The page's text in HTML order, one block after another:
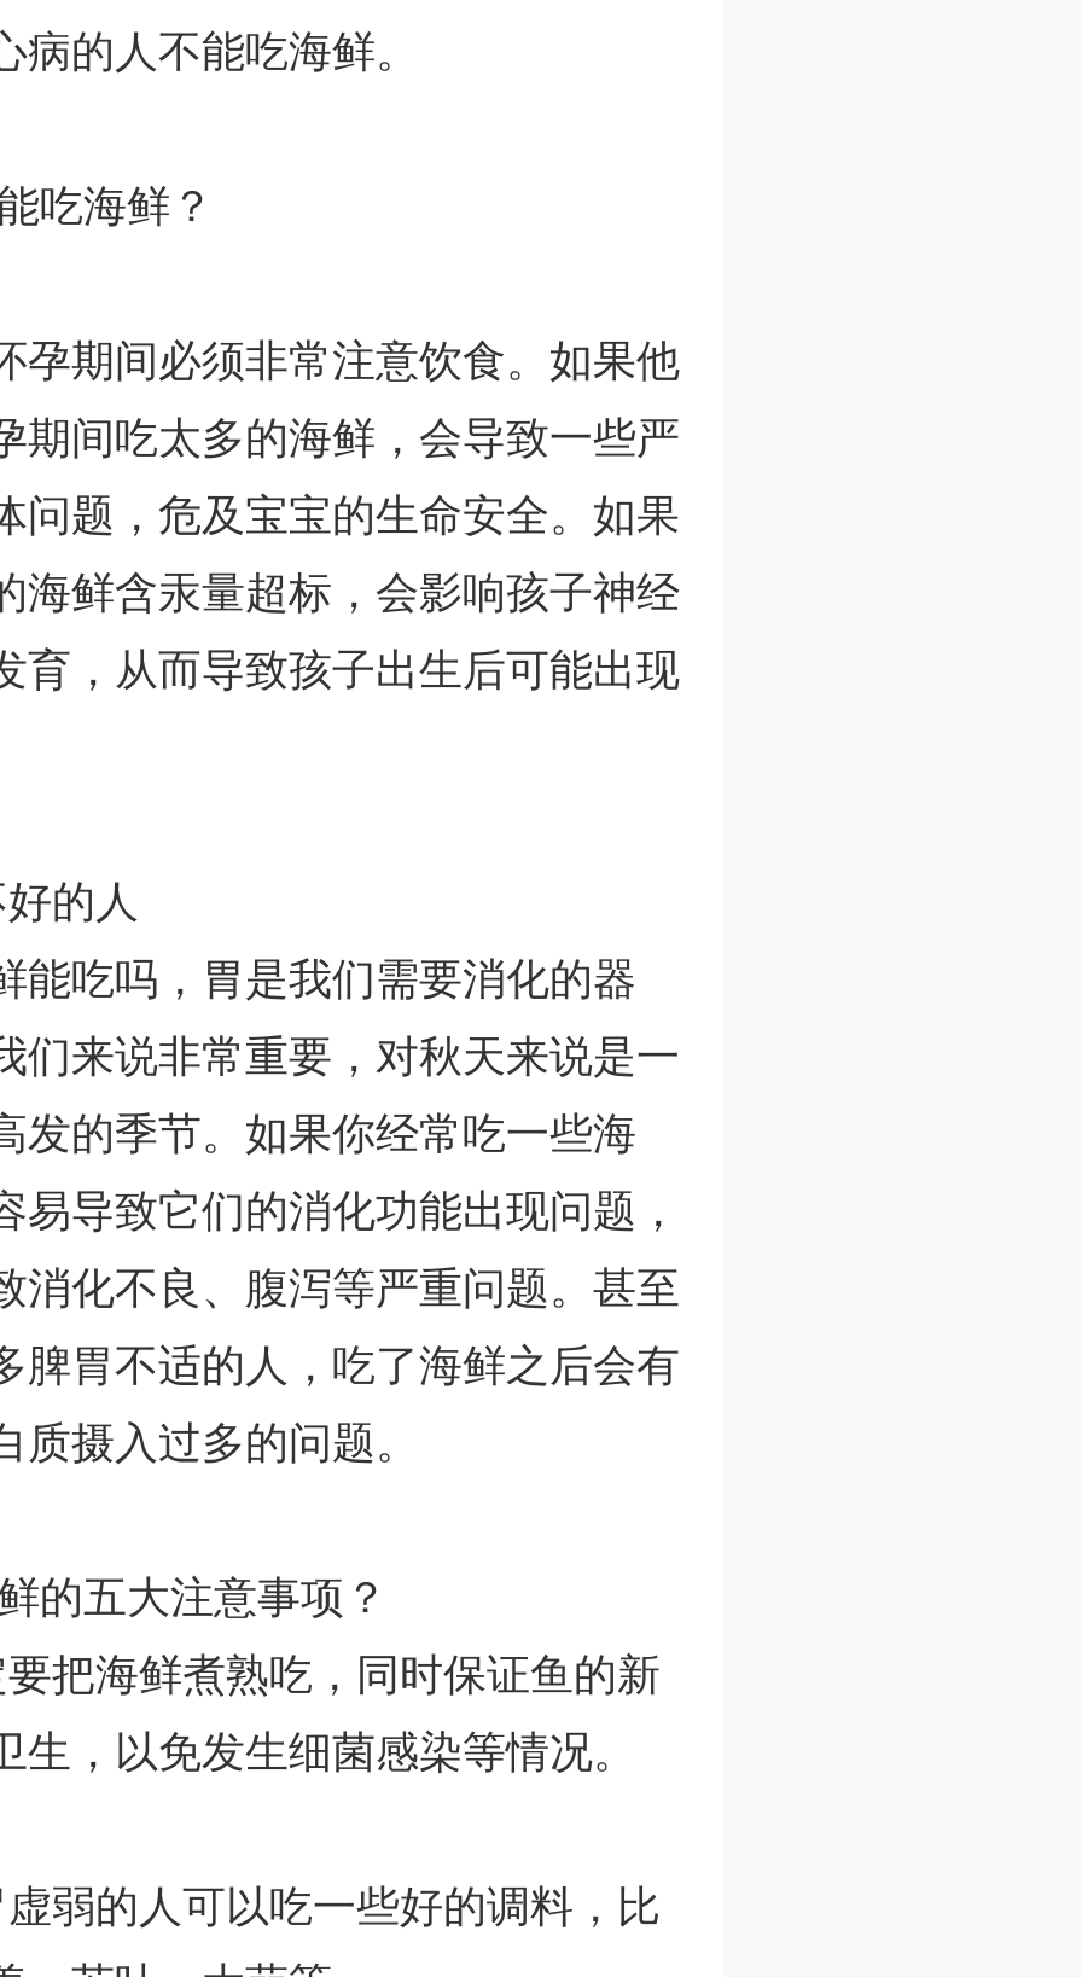
病的人不能吃海鲜。
吃海鲜？
孕期间必须非常注意饮食。如果他
期间吃太多的海鲜，会导致一些严
问题，危及宝宝的生命安全。如果
海鲜含汞量超标，会影响孩子神经
育，从而导致孩子出生后可能出现
的人
能吃吗，胃是我们需要消化的器
们来说非常重要，对秋天来说是一
发的季节。如果你经常吃一些海
易导致它们的消化功能出现问题，
消化不良、腹泻等严重问题。甚至
脾胃不适的人，吃了海鲜之后会有
质摄入过多的问题。
的五大注意事项？
把海鲜煮熟吃，同时保证鱼的新
生，以免发生细菌感染等情况。
弱的人可以吃一些好的调料，比